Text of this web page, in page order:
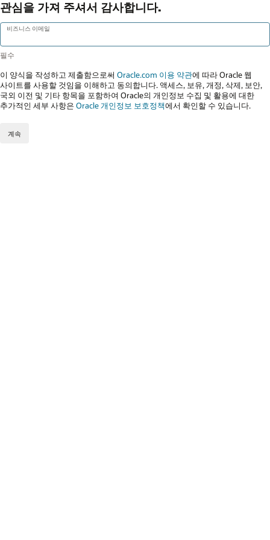
관심을 가져 주셔서 감사합니다.
비즈니스 이메일
이 양식을 작성하고 제출함으로써 Oracle.com 이용 약관에 따라 Oracle 웹
사이트를 사용할 것임을 이해하고 동의합니다. 액세스, 보유, 개정, 삭제, 보안,
국외 이전 및 기타 항목을 포함하여 Oracle의 개인정보 수집 및 활용에 대한
추가적인 세부 사항은 Oracle 개인정보 보호정책에서 확인할 수 있습니다.
계속